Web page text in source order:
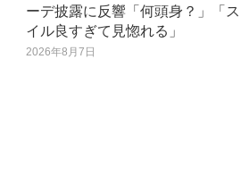
ーデ披露に反響「何頭身？」「
イル良すぎて見惚れる」
2026年8月7日